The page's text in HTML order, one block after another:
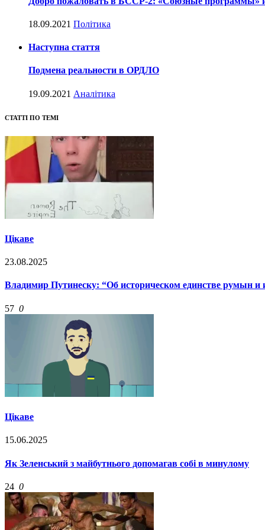
18.09.2021 Політика
Наступна стаття
Подмена реальности в ОРДЛО
19.09.2021 Аналітика
СТАТТІ ПО ТЕМІ
Цікаве
23.08.2025
Владимир Путинеску: “Об историческом единстве румын и
57 0
Цікаве
15.06.2025
Як Зеленський з майбутнього допомагав собі в минулому
24 0